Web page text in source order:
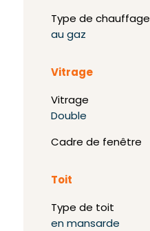
Type de chauffage
au gaz
Vitrage
Vitrage
Double
Cadre de fenêtre
Toit
Type de toit
en mansarde